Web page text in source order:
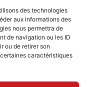
des technologies
aux informations des
nous permettra de
de navigation ou les ID
ou de retirer son
caractéristiques